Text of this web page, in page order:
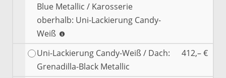
Blue Metallic / Karosserie
oberhalb: Uni-Lackierung Candy-
Weiß
Uni-Lackierung Candy-Weiß / Dach:
Grenadilla-Black Metallic
412,– €